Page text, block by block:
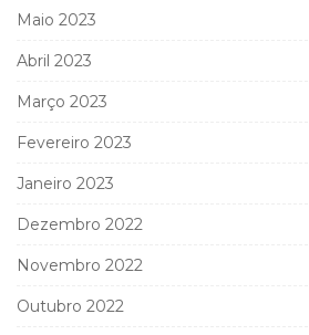
Maio 2023
Abril 2023
Março 2023
Fevereiro 2023
Janeiro 2023
Dezembro 2022
Novembro 2022
Outubro 2022